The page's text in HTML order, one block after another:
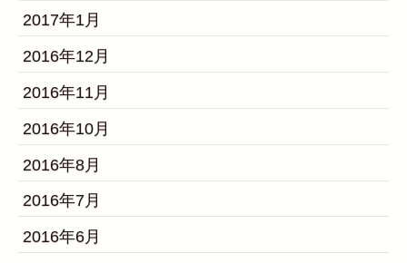
2017年1月
2016年12月
2016年11月
2016年10月
2016年8月
2016年7月
2016年6月